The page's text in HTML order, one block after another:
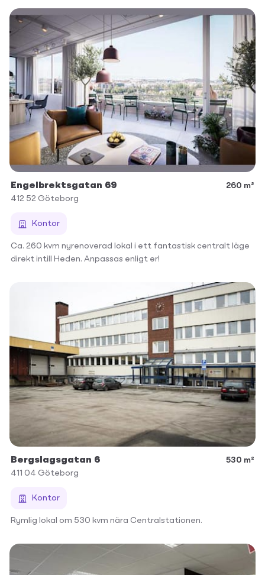
Engelbrektsgatan 69
260 m²
412 52 Göteborg
Kontor
Ca. 260 kvm nyrenoverad lokal i ett fantastisk centralt läge
direkt intill Heden. Anpassas enligt er!
Bergslagsgatan 6
530 m²
411 04 Göteborg
Kontor
Rymlig lokal om 530 kvm nära Centralstationen.